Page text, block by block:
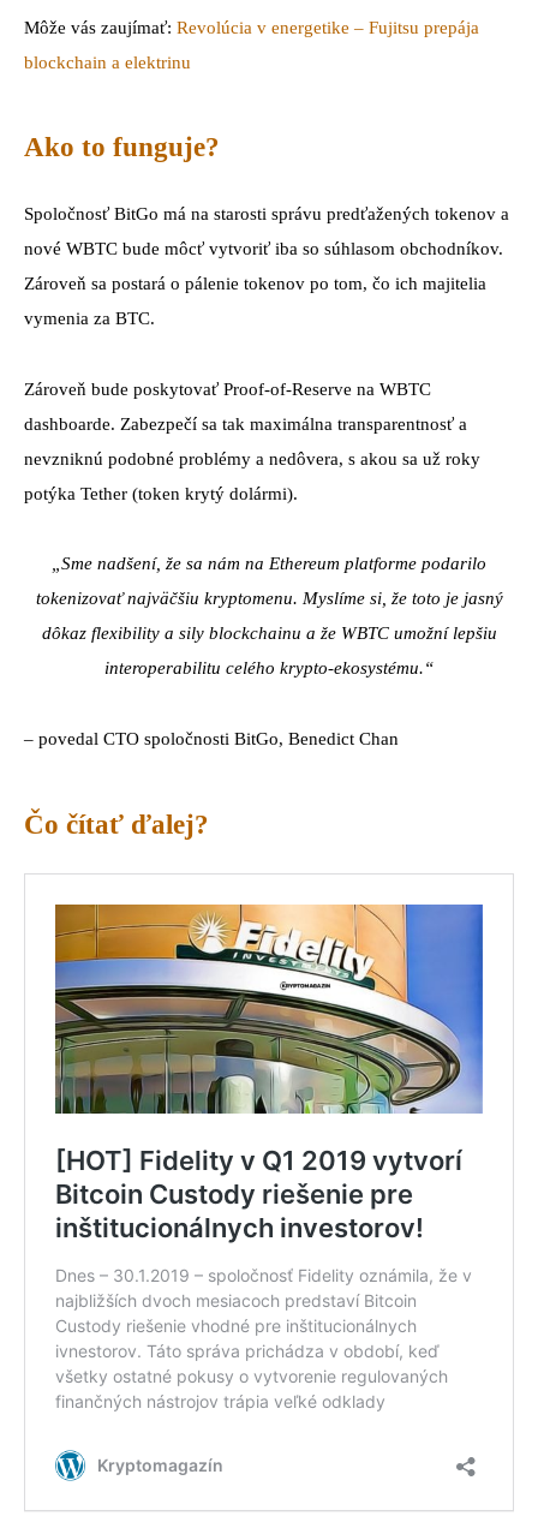
Môže vás zaujímať: Revolúcia v energetike – Fujitsu prepája
blockchain a elektrinu
Ako to funguje?
Spoločnosť BitGo má na starosti správu predťažených tokenov a
nové WBTC bude môcť vytvoriť iba so súhlasom obchodníkov.
Zároveň sa postará o pálenie tokenov po tom, čo ich majitelia
vymenia za BTC.
Zároveň bude poskytovať Proof-of-Reserve na WBTC
dashboarde. Zabezpečí sa tak maximálna transparentnosť a
nevzniknú podobné problémy a nedôvera, s akou sa už roky
potýka Tether (token krytý dolármi).
„Sme nadšení, že sa nám na Ethereum platforme podarilo
tokenizovať najväčšiu kryptomenu. Myslíme si, že toto je jasný
dôkaz flexibility a sily blockchainu a že WBTC umožní lepšiu
interoperabilitu celého krypto-ekosystému.“
– povedal CTO spoločnosti BitGo, Benedict Chan
Čo čítať ďalej?